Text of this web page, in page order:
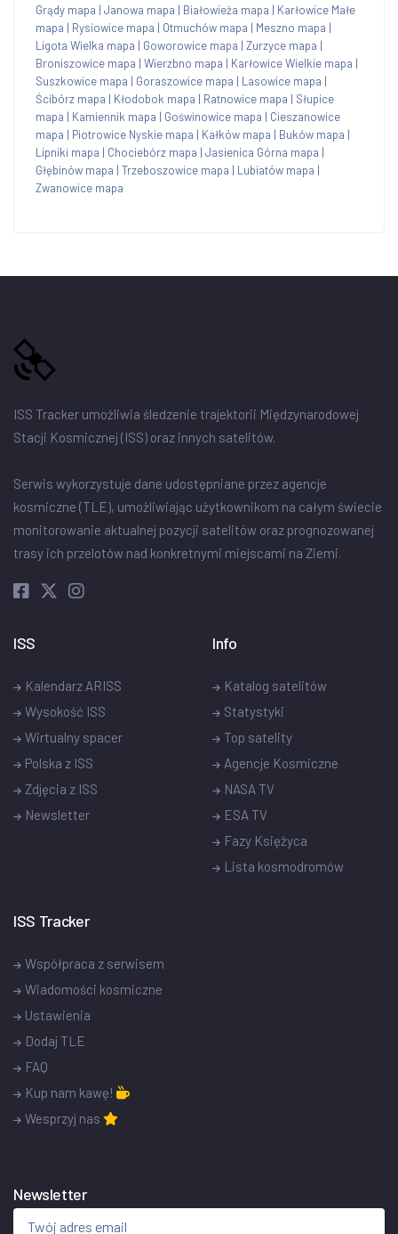
Grądy mapa | Janowa mapa | Białowieża mapa | Karłowice Małe
mapa | Rysiowice mapa | Otmuchów mapa | Meszno mapa |
Ligota Wielka mapa | Goworowice mapa | Zurzyce mapa |
Broniszowice mapa | Wierzbno mapa | Karłowice Wielkie mapa |
Suszkowice mapa | Goraszowice mapa | Lasowice mapa |
Ścibórz mapa | Kłodobok mapa | Ratnowice mapa | Słupice
mapa | Kamiennik mapa | Goświnowice mapa | Cieszanowice
mapa | Piotrowice Nyskie mapa | Kałków mapa | Buków mapa |
Lipniki mapa | Chociebórz mapa | Jasienica Górna mapa |
Głębinów mapa | Trzeboszowice mapa | Lubiatów mapa |
Zwanowice mapa
ISS Tracker umożliwia śledzenie trajektorii Międzynarodowej
Stacji Kosmicznej (ISS) oraz innych satelitów.
Serwis wykorzystuje dane udostępniane przez agencje
kosmiczne (TLE), umożliwiając użytkownikom na całym świecie
monitorowanie aktualnej pozycji satelitów oraz prognozowanej
trasy ich przelotów nad konkretnymi miejscami na Ziemi.
ISS
Kalendarz ARISS
Wysokość ISS
Wirtualny spacer
Polska z ISS
Zdjęcia z ISS
Newsletter
Info
Katalog satelitów
Statystyki
Top satelity
Agencje Kosmiczne
NASA TV
ESA TV
Fazy Księżyca
Lista kosmodromów
ISS Tracker
Współpraca z serwisem
Wiadomości kosmiczne
Ustawienia
Dodaj TLE
FAQ
Kup nam kawę!
Wesprzyj nas
Newsletter